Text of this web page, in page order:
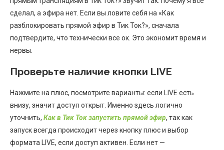
сделал, а эфира нет. Если вы ловите себя на «Как
разблокировать прямой эфир в Тик Ток?», сначала
подтвердите, что технически все ок. Это экономит время и
нервы.
Проверьте наличие кнопки LIVE
Нажмите на плюс, посмотрите варианты: если LIVE есть
внизу, значит доступ открыт. Именно здесь логично
уточнить, Как в Тик Ток запустить прямой эфир, так как
запуск всегда происходит через кнопку плюс и выбор
формата LIVE, если доступ активен. Если нет —